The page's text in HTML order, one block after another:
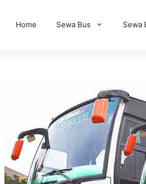
Home Sewa Bus Sewa